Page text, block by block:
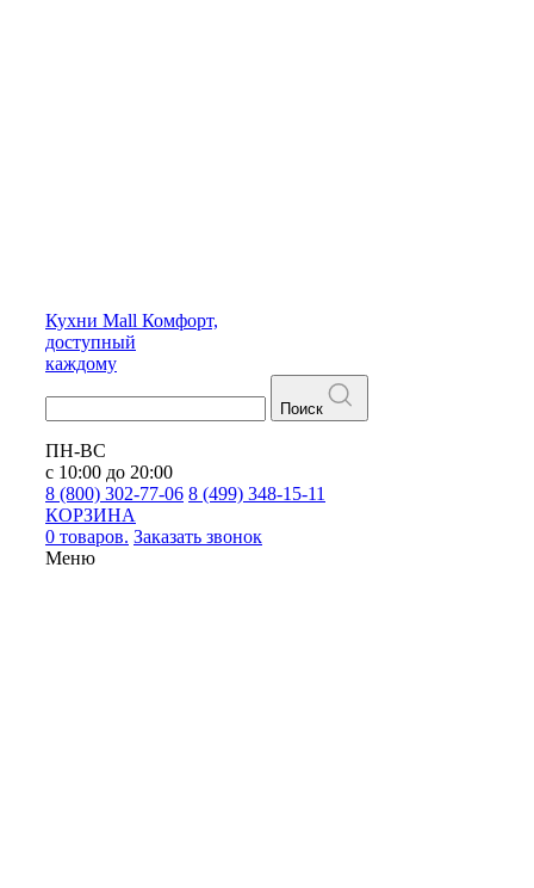
Кухни Mall Комфорт,
доступный
каждому
Поиск
ПН-ВС
с 10:00 до 20:00
8 (800) 302-77-06 8 (499) 348-15-11
КОРЗИНА
0 товаров. Заказать звонок
Меню